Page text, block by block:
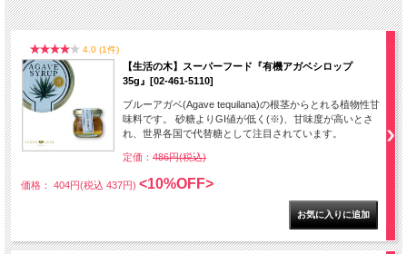
4.0 (1件)
【生活の木】スーパーフード『有機アガベシロップ
35g』[02-461-5110]
ブルーアガベ(Agave tequilana)の根茎からとれる植物性甘
味料です。 砂糖よりGI値が低く(※)、甘味度が高いとさ
れ、世界各国で代替糖として注目されています。
定価： 486円(税込)
価格： 404円(税込 437円) <10%OFF>